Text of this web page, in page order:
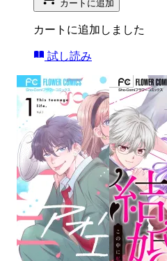
カートに追加
カートに追加しました
試し読み